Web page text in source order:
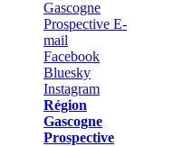
Région
Gascogne
Prospective